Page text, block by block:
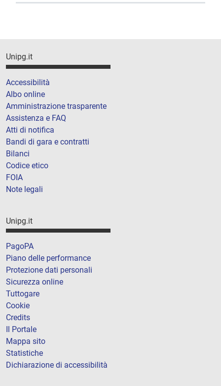
Unipg.it
Accessibilità
Albo online
Amministrazione trasparente
Assistenza e FAQ
Atti di notifica
Bandi di gara e contratti
Bilanci
Codice etico
FOIA
Note legali
Unipg.it
PagoPA
Piano delle performance
Protezione dati personali
Sicurezza online
Tuttogare
Cookie
Credits
Il Portale
Mappa sito
Statistiche
Dichiarazione di accessibilità